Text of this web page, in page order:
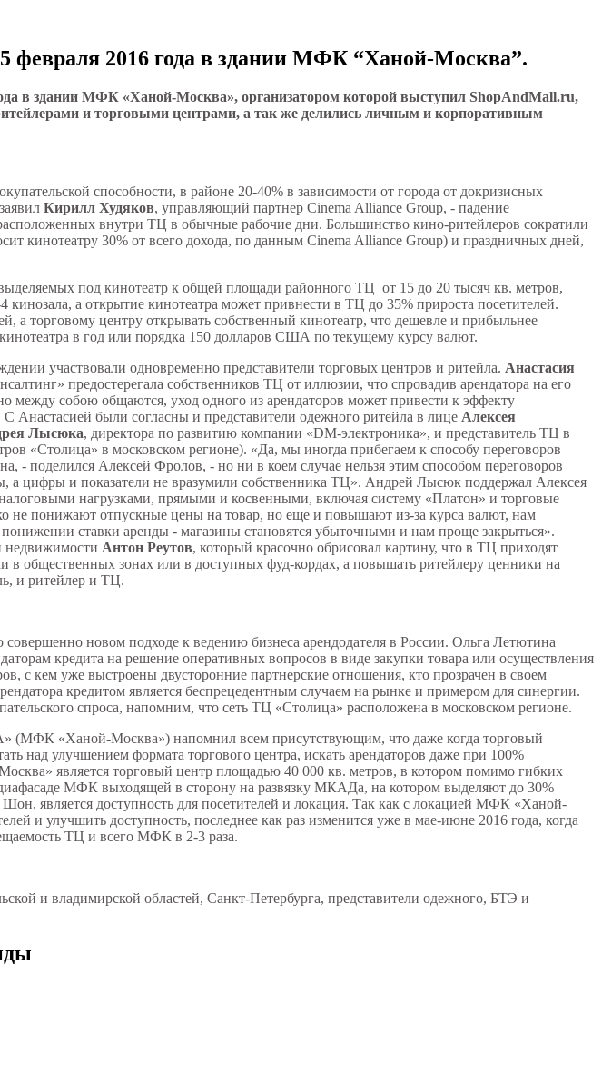
февраля 2016 года в здании МФК “Ханой-Москва”.
в здании МФК «Ханой-Москва», организатором которой выступил ShopAndMall.ru,
и торговыми центрами, а так же делились личным и корпоративным
способности, в районе 20-40% в зависимости от города от докризисных
Кирилл Худяков, управляющий партнер Cinema Alliance Group, - падение
внутри ТЦ в обычные рабочие дни. Большинство кино-ритейлеров сократили
кинотеатру 30% от всего дохода, по данным Cinema Alliance Group) и праздничных дней,
под кинотеатр к общей площади районного ТЦ от 15 до 20 тысяч кв. метров,
а открытие кинотеатра может привнести в ТЦ до 35% прироста посетителей.
а торговому центру открывать собственный кинотеатр, что дешевле и прибыльнее
в год или порядка 150 долларов США по текущему курсу валют.
участвовали одновременно представители торговых центров и ритейла. Анастасия
предостерегала собственников ТЦ от иллюзии, что спровадив арендатора на его
между собою общаются, уход одного из арендаторов может привести к эффекту
Анастасией были согласны и представители одежного ритейла в лице Алексея
Лысюка, директора по развитию компании «DM-электроника», и представитель ТЦ в
«Столица» в московском регионе). «Да, мы иногда прибегаем к способу переговоров
- поделился Алексей Фролов, - но ни в коем случае нельзя этим способом переговоров
а цифры и показатели не вразумили собственника ТЦ». Андрей Лысюк поддержал Алексея
нагрузками, прямыми и косвенными, включая систему «Платон» и торговые
не понижают отпускные цены на товар, но еще и повышают из-за курса валют, нам
понижении ставки аренды - магазины становятся убыточными и нам проще закрыться».
недвижимости Антон Реутов, который красочно обрисовал картину, что в ТЦ приходят
в общественных зонах или в доступных фуд-кордах, а повышать ритейлеру ценники на
и ритейлер и ТЦ.
новом подходе к ведению бизнеса арендодателя в России. Ольга Летютина
кредита на решение оперативных вопросов в виде закупки товара или осуществления
с кем уже выстроены двусторонние партнерские отношения, кто прозрачен в своем
кредитом является беспрецедентным случаем на рынке и примером для синергии.
спроса, напомним, что сеть ТЦ «Столица» расположена в московском регионе.
(МФК «Ханой-Москва») напомнил всем присутствующим, что даже когда торговый
над улучшением формата торгового центра, искать арендаторов даже при 100%
является торговый центр площадью 40 000 кв. метров, в котором помимо гибких
МФК выходящей в сторону на развязку МКАДа, на котором выделяют до 30%
является доступность для посетителей и локация. Так как с локацией МФК «Ханой-
и улучшить доступность, последнее как раз изменится уже в мае-июне 2016 года, когда
ТЦ и всего МФК в 2-3 раза.
и владимирской областей, Санкт-Петербурга, представители одежного, БТЭ и